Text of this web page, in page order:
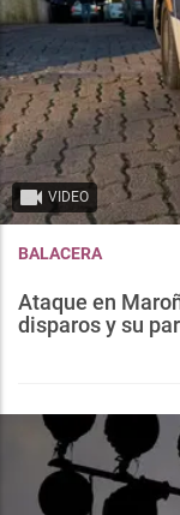
VIDEO
BALACERA
Ataque en
disparos y su